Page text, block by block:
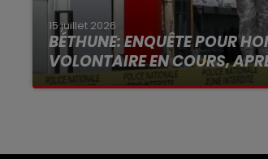
15 juillet 2026
BÉTHUNE: ENQUÊTE POUR
VOLONTAIRE EN COURS,
Selon les premiers éléments, le